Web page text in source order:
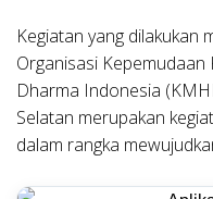
Kegiatan yang dilakukan
Organisasi
Dharma Indonesia
Selatan merupakan
dalam rangka